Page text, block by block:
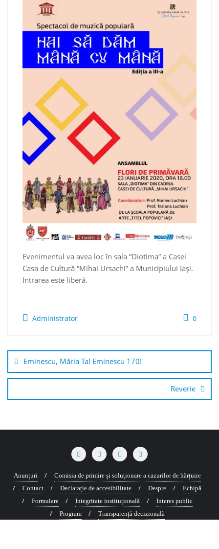
Evenimentul va avea loc în sala “Diotima” a Casei
Casa de Cultură “Mihai Ursachi” a Municipiului Iaşi.
Intrarea este liberă.
Administrator 0
în
articole
Eminescu, Măria Ta! Eminescu 170!
Reverie
Anunțuri
Comisia de primire și soluționare a cazurilor de hărțuire
Contact
Declarație de accesibilitate Despre
Echipă
Formulare
Integritate instituțională
Interes public
Program
Transparență decizională